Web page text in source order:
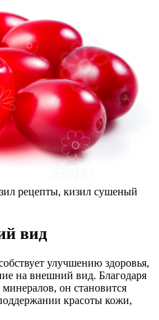
рецепты, кизил сушеный
вид
улучшению здоровья,
на внешний вид. Благодаря
он становится
красоты кожи,